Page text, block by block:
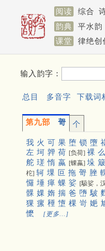
阅读 综合
韵典
平水韵
课堂
律绝创
输入韵字：
总目 多音字 下载词
第九部 哿 个
我 火 可 果 堕 锁 墮
左 坷 亸 荷 [负荷] 裸 么
舵 瑳 惰 蠃 [蜾蠃] 垛 簸
柁] 轲 堁 叵 拖 哿 脞
㦬 埵 瘅 蜾 娑 [馺娑，
髁 婐 媠 揣 爸 嶞 駊
猓 瘰 䅜 墯 棵 岢 㛂
懡
[更多…]